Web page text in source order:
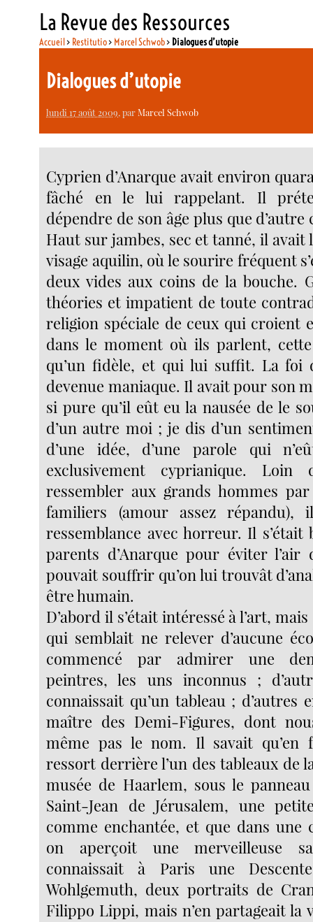
La Revue des Ressources
Accueil> Restitutio> Marcel Schwob> Dialogues d’utopie
Dialogues d’utopie
lundi 17 août 2009, parMarcel Schwob
Cyprien d’Anarque avait environ
fâché en le lui rappelant. Il
dépendre de son âge plus que d’autre
Haut sur jambes, sec et tanné, il avait
visage aquilin, où le sourire fréquent
deux vides aux coins de la bouche.
théories et impatient de toute
religion spéciale de ceux qui croient
dans le moment où ils parlent,
qu’un fidèle, et qui lui suffit. La foi
devenue maniaque. Il avait pour son
si pure qu’il eût eu la nausée de le
d’un autre moi ; je dis d’un
d’une idée, d’une parole qui
exclusivement cyprianique.
ressembler aux grands hommes
familiers (amour assez répandu),
ressemblance avec horreur. Il s’était
parents d’Anarque pour éviter
pouvait souffrir qu’on lui trouvât
être humain.
D’abord il s’était intéressé à l’art,
qui semblait ne relever d’aucune
commencé par admirer une
peintres, les uns inconnus ;
connaissait qu’un tableau ; d’autres
maître des Demi-Figures, dont
même pas le nom. Il savait qu’en
ressort derrière l’un des tableaux de
musée de Haarlem, sous le
Saint-Jean de Jérusalem, une
comme enchantée, et que dans une
on aperçoit une merveilleuse
connaissait à Paris une
Wohlgemuth, deux portraits de
Filippo Lippi, mais n’en partageait la